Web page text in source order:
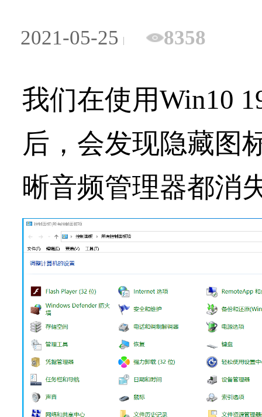
2021-05-25 8358
我们在使用Win10
后，会发现隐藏图
晰音频管理器都消